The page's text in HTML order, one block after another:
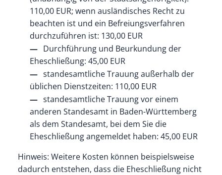
110,00 EUR; wenn ausländisches Recht zu
beachten ist und ein Befreiungsverfahren
durchzuführen ist: 130,00 EUR
Durchführung und Beurkundung der
Eheschließung: 45,00 EUR
standesamtliche Trauung außerhalb der
üblichen Dienstzeiten: 110,00 EUR
standesamtliche Trauung vor einem
anderen Standesamt in Baden-Württemberg
als dem Standesamt, bei dem Sie die
Eheschließung angemeldet haben: 45,00 EUR
Hinweis: Weitere Kosten können beispielsweise
dadurch entstehen, dass die Eheschließung nicht